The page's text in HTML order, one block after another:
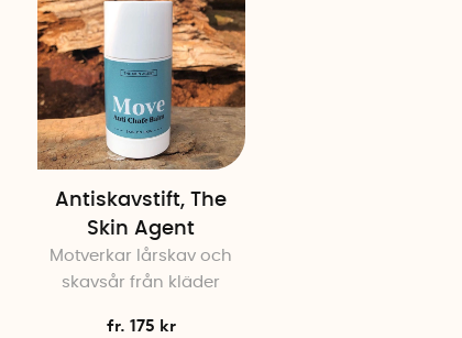
Antiskavstift, The
Skin Agent
Motverkar lårskav och
skavsår från kläder
fr. 175 kr